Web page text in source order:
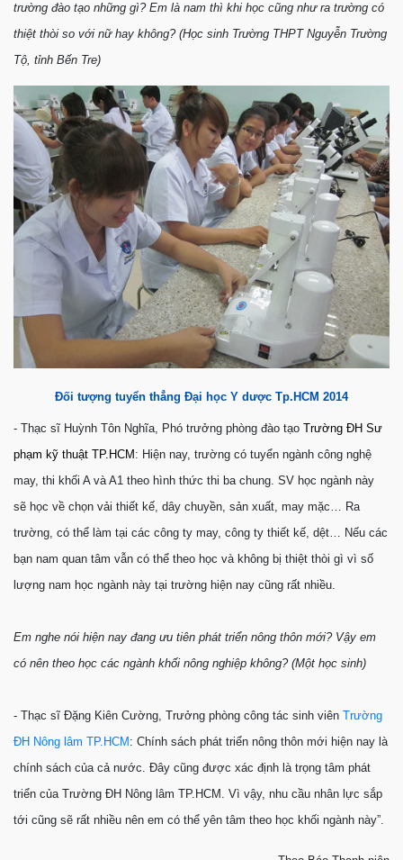
trường đào tạo những gì? Em là nam thì khi học cũng như ra trường có
thiệt thòi so với nữ hay không? (Học sinh Trường THPT Nguyễn Trường
Tộ, tỉnh Bến Tre)
Đối tượng tuyển thẳng Đại học Y dược Tp.HCM 2014
- Thạc sĩ Huỳnh Tôn Nghĩa, Phó trưởng phòng đào tạo Trường ĐH Sư
phạm kỹ thuật TP.HCM : Hiện nay, trường có tuyển ngành công nghệ
may, thi khối A và A1 theo hình thức thi ba chung. SV học ngành này
sẽ học về chọn vải thiết kế, dây chuyền, sản xuất, may mặc… Ra
trường, có thể làm tại các công ty may, công ty thiết kế, dệt… Nếu các
bạn nam quan tâm vẫn có thể theo học và không bị thiệt thòi gì vì số
lượng nam học ngành này tại trường hiện nay cũng rất nhiều.
Em nghe nói hiện nay đang ưu tiên phát triển nông thôn mới? Vậy em
có nên theo học các ngành khối nông nghiệp không? (Một học sinh)
- Thạc sĩ Đặng Kiên Cường, Trưởng phòng công tác sinh viên Trường
ĐH Nông lâm TP.HCM : Chính sách phát triển nông thôn mới hiện nay là
chính sách của cả nước. Đây cũng được xác định là trọng tâm phát
triển của Trường ĐH Nông lâm TP.HCM. Vì vậy, nhu cầu nhân lực sắp
tới cũng sẽ rất nhiều nên em có thể yên tâm theo học khối ngành này”.